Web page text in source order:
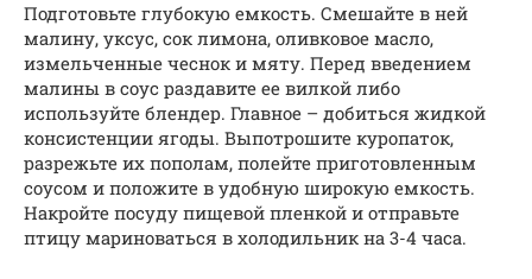
Подготовьте глубокую емкость. Смешайте в ней
малину, уксус, сок лимона, оливковое масло,
измельченные чеснок и мяту. Перед введением
малины в соус раздавите ее вилкой либо
используйте блендер. Главное – добиться жидкой
консистенции ягоды. Выпотрошите куропаток,
разрежьте их пополам, полейте приготовленным
соусом и положите в удобную широкую емкость.
Накройте посуду пищевой пленкой и отправьте
птицу мариноваться в холодильник на 3-4 часа.